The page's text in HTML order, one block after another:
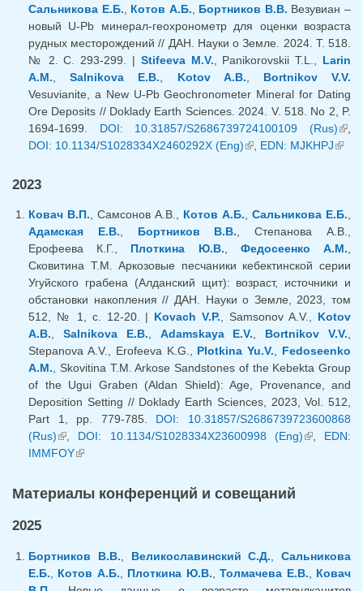
Сальникова Е.Б.
Котов А.Б. Бортников В.В. Везувиан –
новый U-Pb минерал-геохронометр для оценки возраста
рудных месторождений // ДАН. Науки о Земле. 2024. Т. 518.
№ 2. С. 293-299. | Stifeeva M.V. , Panikorovskii T.L., Larin
A.M. ,Salnikova E.B. Kotov A.B.
Bortnikov V.V.
Vesuvianite, a New U-Pb Geochronometer Mineral for Dating
Ore Deposits // Doklady Earth Sciences. 2024. V. 518. No 2, P.
1694-1699. DOI: 10.31857/S2686739724100109 (Rus)
DOI: 10.1134/S1028334X2460292X (Eng)(внешняя ссылка)
EDN: MJKHPJ
2023
Ковач В.П., Самсонов А.В., Котов А.Б., Сальникова Е.Б.,
Адамская Е.В., Бортников В.В., Степанова А.В.,
Ерофеева К.Г., Плоткина Ю.В., Федосеенко А.М.,
Сковитина Т.М. Аркозовые песчаники кебектинской серии
Угуйского грабена (Алданский щит): возраст, источники и
обстановки накопления // ДАН. Науки о Земле, 2023, том
512, № 1, с. 12-20. | Kovach V.P., Samsonov A.V., Kotov
A.B., Salnikova E.B., Adamskaya E.V., Bortnikov V.V.,
Stepanova A.V., Erofeeva K.G., Plotkina Yu.V., Fedoseenko
A.M., Skovitina T.M. Arkose Sandstones of the Kebekta Group
of the Ugui Graben (Aldan Shield): Age, Provenance, and
Deposition Setting // Doklady Earth Sciences, 2023, Vol. 512,
Part 1, pp. 779-785. DOI: 10.31857/S2686739723600868
(Rus)(внешняя ссылка)
, DOI: 10.1134/S1028334X23600998 (Eng)(внешняя
, EDN:
IMMFOY(внешняя ссылка)
Материалы конференций и совещаний
2025
Бортников В.В. Великославинский С.Д.
Сальникова
Е.Б.
Котов А.Б. Плоткина Ю.В. ,Толмачева Е.В.
Ковач